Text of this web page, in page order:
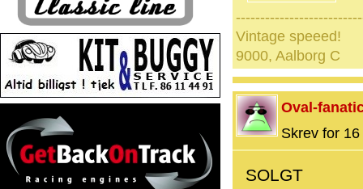
Vintage speeed!
9000, Aalborg C
Oval-
Skrev for
SOLGT